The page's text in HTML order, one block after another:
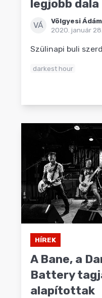
legjobb dala
VÁ
Völgyesi Ádám
2020. január 28.
Szülinapi buli
darkest hour
HÍREK
A Bane, a
Battery
alapítottak